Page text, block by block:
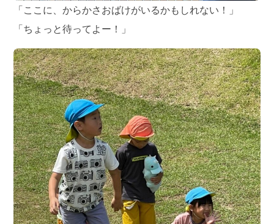
「ここに、からかさおばけがいるかもしれない！」
「ちょっと待ってよー！」